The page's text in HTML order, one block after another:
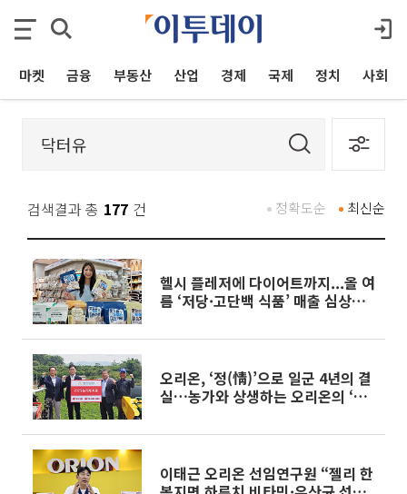
마켓 금융 부동산 산업 경제 국제 정치 사회
검색결과 총 177 건 최신순
정확도순
헬시 플레저에 다이어트까지...올 여
름 ‘저당·고단백 식품’ 매출 심상찮
오리온, ‘정(情)’으로 일군 4년의 결
실…농가와 상생하는 오리온의 ‘맛
이태근 오리온 선임연구원 “젤리 한